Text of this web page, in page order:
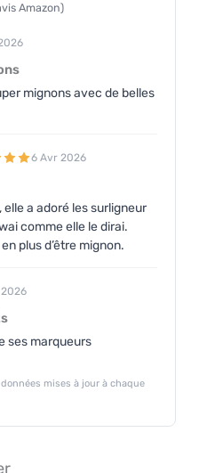
Amazon)
mignons avec de belles
6 Avr 2026
a adoré les surligneur
comme elle le dirai.
plus d’être mignon.
2026
ses marqueurs
mises à jour à chaque